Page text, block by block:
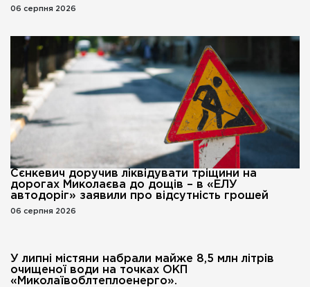
06 серпня 2026
Сєнкевич доручив ліквідувати тріщини на
дорогах Миколаєва до дощів – в «ЕЛУ
автодоріг» заявили про відсутність грошей
06 серпня 2026
У липні містяни набрали майже 8,5 млн літрів
очищеної води на точках ОКП
«Миколаївоблтеплоенерго».